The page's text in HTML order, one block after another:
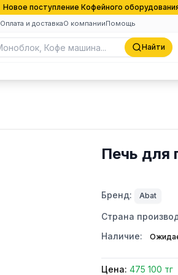
Новое поступление Кофейного
Оплата и доставкаО компанииПомощь
Найти
Печь для
Бренд: Abat
Страна
Наличие:
Цена: 475 100 тг